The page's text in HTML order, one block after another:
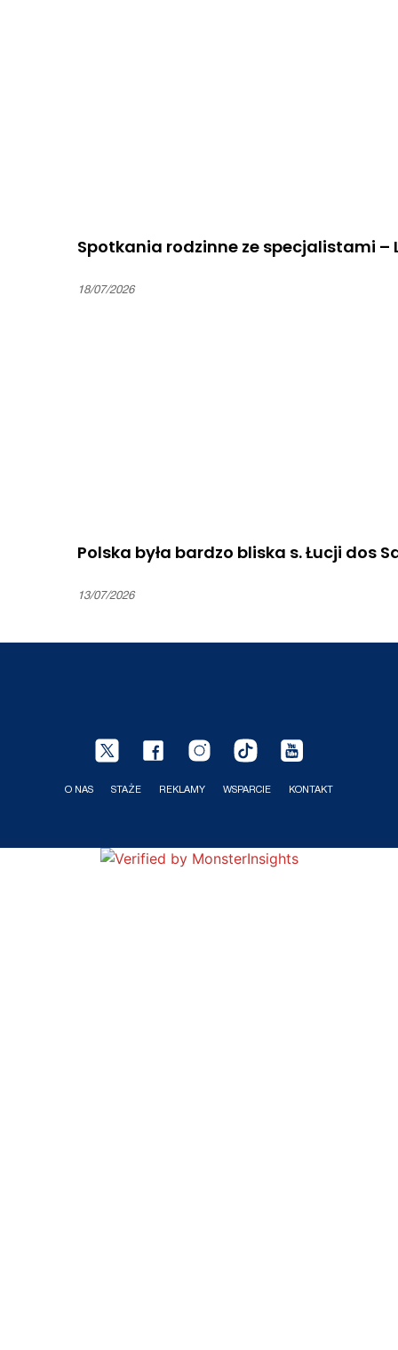
Spotkania rodzinne ze specjalistami –
18/07/2026
Polska była bardzo bliska s. Łucji dos
13/07/2026
O NAS STAŻE REKLAMY WSPARCIE KONTAKT